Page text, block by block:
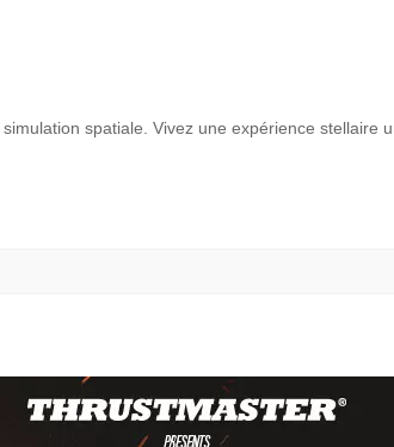
spatiale. Vivez une expérience